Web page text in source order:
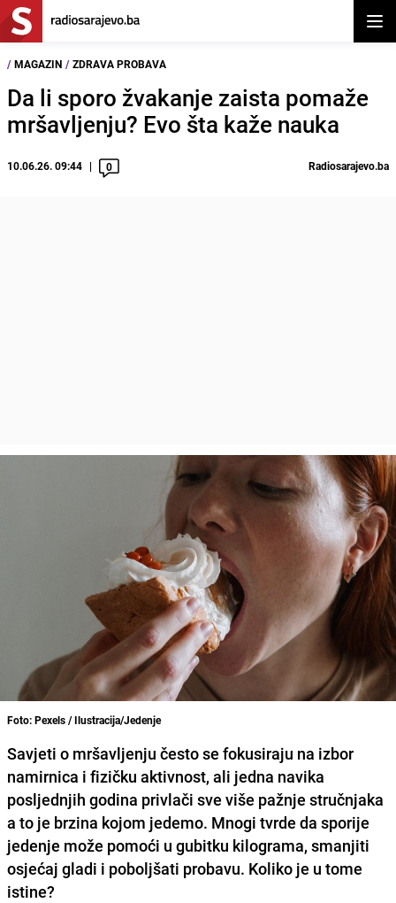
/ MAGAZIN / ZDRAVA PROBAVA
Da li sporo žvakanje zaista pomaže
mršavljenju? Evo šta kaže nauka
10.06.26. 09:44 0 Radiosarajevo.ba
Foto: Pexels / Ilustracija/Jedenje
Savjeti o mršavljenju često se fokusiraju na izbor
namirnica i fizičku aktivnost, ali jedna navika
posljednjih godina privlači sve više pažnje stručnjaka
a to je brzina kojom jedemo. Mnogi tvrde da sporije
jedenje može pomoći u gubitku kilograma, smanjiti
osjećaj gladi i poboljšati probavu. Koliko je u tome
istine?